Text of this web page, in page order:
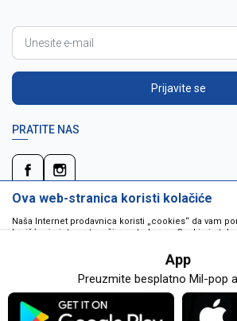
Prijavite se
PRATITE NAS
Ova web-stranica koristi kolačiće
Naša Internet prodavnica koristi „cookies“ da vam
korišćenje interneta vašim potrebama. Cookie je
da pokrenu program ili da isporuče virus vašem
jedinstveno dodeljeni vama, i jedino mogu biti
u domenu koji vam ih je poslao.
Detaljnije
App
Preuzmite besplatno Mil-pop